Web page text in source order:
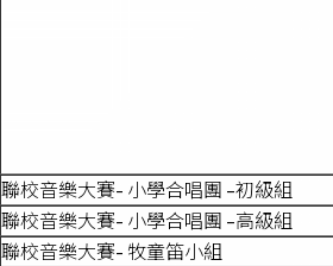
聯校音樂大賽- 小學合唱團 –初級組
聯校音樂大賽- 小學合唱團 –高級組
聯校音樂大賽- 牧童笛小組